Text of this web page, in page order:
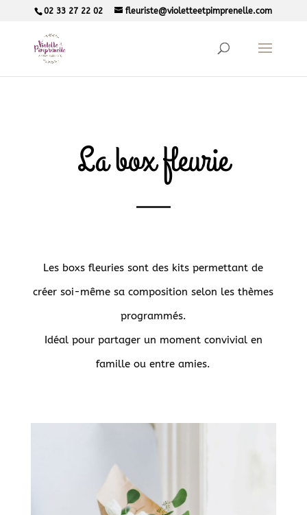
02 33 27 22 02 fleuriste@violetteetpimprenelle.com
La box fleurie
Les boxs fleuries sont des kits permettant de
créer soi-même sa composition selon les thèmes
programmés.
Idéal pour partager un moment convivial en
famille ou entre amies.